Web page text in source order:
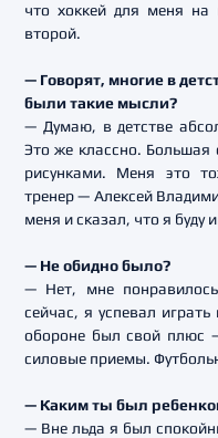
что хоккей для меня на
второй.
— Говорят, многие в
были такие мысли?
— Думаю, в детстве
Это же классно.
рисунками. Меня это
тренер — Алексей
меня и сказал, что я буду
— Не обидно было?
— Нет, мне
сейчас, я успевал
обороне был свой плюс
силовые приемы.
— Каким ты был
— Вне льда я был